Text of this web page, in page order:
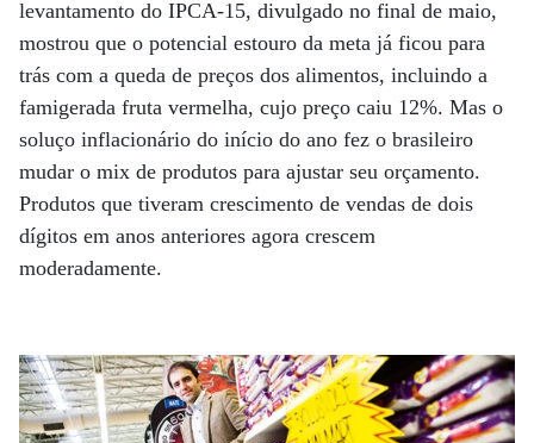
levantamento do IPCA-15, divulgado no final de maio,
mostrou que o potencial estouro da meta já ficou para
trás com a queda de preços dos alimentos, incluindo a
famigerada fruta vermelha, cujo preço caiu 12%. Mas o
soluço inflacionário do início do ano fez o brasileiro
mudar o mix de produtos para ajustar seu orçamento.
Produtos que tiveram crescimento de vendas de dois
dígitos em anos anteriores agora crescem
moderadamente.